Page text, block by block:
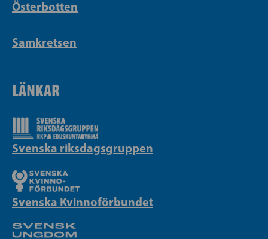
Österbotten
Samkretsen
LÄNKAR
Svenska riksdagsgruppen
Svenska Kvinnoförbundet